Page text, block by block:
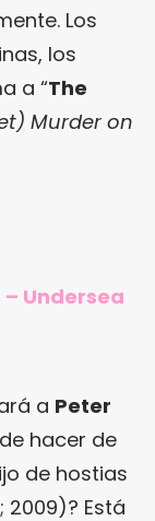
Los
los
a “The
Murder on
– Undersea
a Peter
hacer de
de hostias
2009)? Está